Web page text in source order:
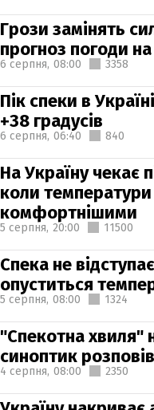
Грози замінять
прогноз погоди
6 серпня, 08:00 3358
Пік спеки в
+38 градусів
6 серпня, 06:40 840
На Україну чекає
коли температури
комфортнішими
5 серпня, 20:00 11500
Спека не
опуститься
5 серпня, 08:00 1324
"Спекотна хвиля"
синоптик
4 серпня, 08:00 2350